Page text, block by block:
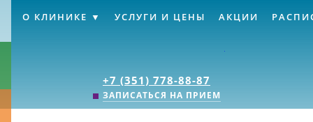
+7 (351) 778-88-87
ЗАПИСАТЬСЯ НА ПРИЕМ
О КЛИНИКЕ УСЛУГИ И ЦЕНЫ АКЦИИ